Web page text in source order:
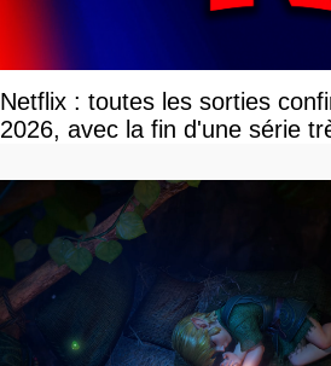
Netflix : toutes les sorties
2026, avec la fin d'une série